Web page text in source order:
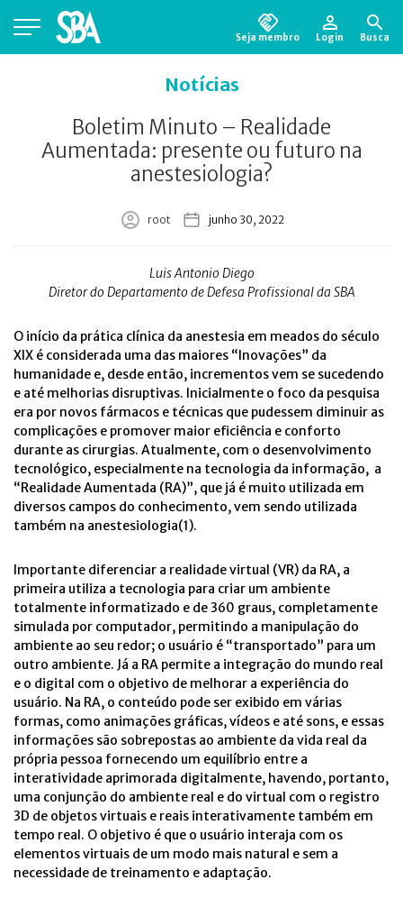
Seja membro Login Busca
Notícias
Boletim Minuto – Realidade
Aumentada: presente ou futuro na
anestesiologia?
root junho 30, 2022
Luis Antonio Diego
Diretor do Departamento de Defesa Profissional da SBA
O início da prática clínica da anestesia em meados do século
XIX é considerada uma das maiores “Inovações” da
humanidade e, desde então, incrementos vem se sucedendo
e até melhorias disruptivas. Inicialmente o foco da pesquisa
era por novos fármacos e técnicas que pudessem diminuir as
complicações e promover maior eficiência e conforto
durante as cirurgias. Atualmente, com o desenvolvimento
tecnológico, especialmente na tecnologia da informação, a
“Realidade Aumentada (RA)”, que já é muito utilizada em
diversos campos do conhecimento, vem sendo utilizada
também na anestesiologia(1).
Importante diferenciar a realidade virtual (VR) da RA, a
primeira utiliza a tecnologia para criar um ambiente
totalmente informatizado e de 360 graus, completamente
simulada por computador, permitindo a manipulação do
ambiente ao seu redor; o usuário é “transportado” para um
outro ambiente. Já a RA permite a integração do mundo real
e o digital com o objetivo de melhorar a experiência do
usuário. Na RA, o conteúdo pode ser exibido em várias
formas, como animações gráficas, vídeos e até sons, e essas
informações são sobrepostas ao ambiente da vida real da
própria pessoa fornecendo um equilíbrio entre a
interatividade aprimorada digitalmente, havendo, portanto,
uma conjunção do ambiente real e do virtual com o registro
3D de objetos virtuais e reais interativamente também em
tempo real. O objetivo é que o usuário interaja com os
elementos virtuais de um modo mais natural e sem a
necessidade de treinamento e adaptação.